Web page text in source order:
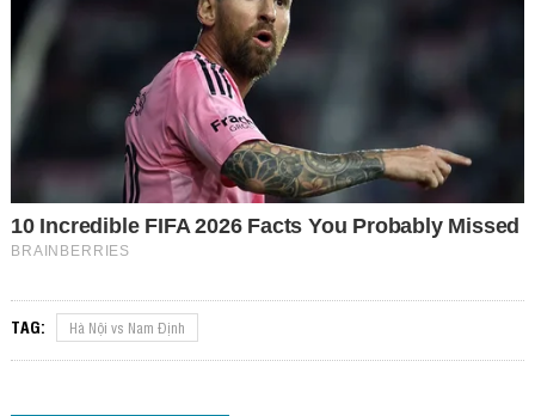
TAG: Hà Nội vs Nam Định